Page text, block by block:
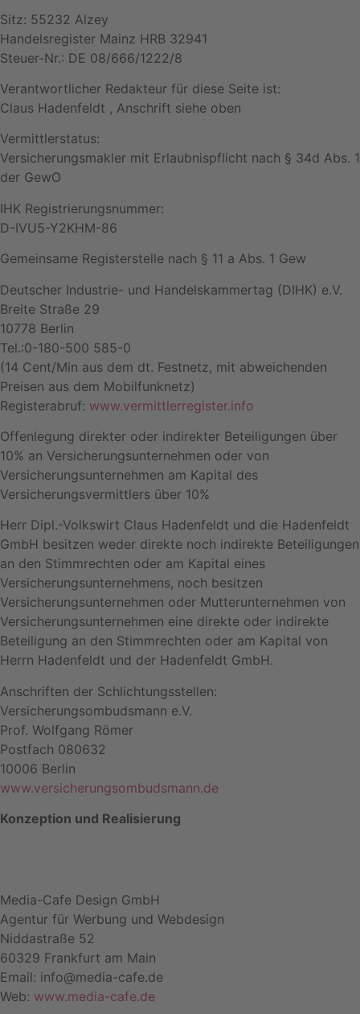
Sitz: 55232 Alzey
Handelsregister Mainz HRB 32941
Steuer-Nr.: DE 08/666/1222/8
Verantwortlicher Redakteur für diese Seite ist:
Claus Hadenfeldt , Anschrift siehe oben
Vermittlerstatus:
Versicherungsmakler mit Erlaubnispflicht nach § 34d Abs. 1
der GewO
IHK Registrierungsnummer:
D-IVU5-Y2KHM-86
Gemeinsame Registerstelle nach § 11 a Abs. 1 Gew
Deutscher Industrie- und Handelskammertag (DIHK) e.V.
Breite Straße 29
10778 Berlin
Tel.:0-180-500 585-0
(14 Cent/Min aus dem dt. Festnetz, mit abweichenden
Preisen aus dem Mobilfunknetz)
Registerabruf: www.vermittlerregister.info
Offenlegung direkter oder indirekter Beteiligungen über
10% an Versicherungsunternehmen oder von
Versicherungsunternehmen am Kapital des
Versicherungsvermittlers über 10%
Herr Dipl.-Volkswirt Claus Hadenfeldt und die Hadenfeldt
GmbH besitzen weder direkte noch indirekte Beteiligungen
an den Stimmrechten oder am Kapital eines
Versicherungsunternehmens, noch besitzen
Versicherungsunternehmen oder Mutterunternehmen von
Versicherungsunternehmen eine direkte oder indirekte
Beteiligung an den Stimmrechten oder am Kapital von
Herrn Hadenfeldt und der Hadenfeldt GmbH.
Anschriften der Schlichtungsstellen:
Versicherungsombudsmann e.V.
Prof. Wolfgang Römer
Postfach 080632
10006 Berlin
www.versicherungsombudsmann.de
Konzeption und Realisierung
Media-Cafe Design GmbH
Agentur für Werbung und Webdesign
Niddastraße 52
60329 Frankfurt am Main
Email: info@media-cafe.de
Web: www.media-cafe.de